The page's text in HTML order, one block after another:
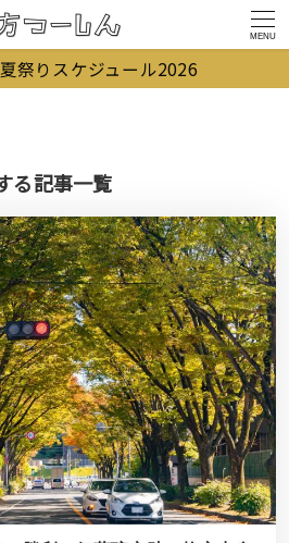
MENU
祭りスケジュール2026
る記事一覧